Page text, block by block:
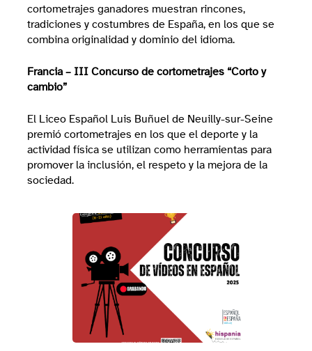
cortometrajes ganadores muestran rincones,
tradiciones y costumbres de España, en los que se
combina originalidad y dominio del idioma.
Francia – III Concurso de cortometrajes “Corto y
cambio”
El Liceo Español Luis Buñuel de Neuilly-sur-Seine
premió cortometrajes en los que el deporte y la
actividad física se utilizan como herramientas para
promover la inclusión, el respeto y la mejora de la
sociedad.